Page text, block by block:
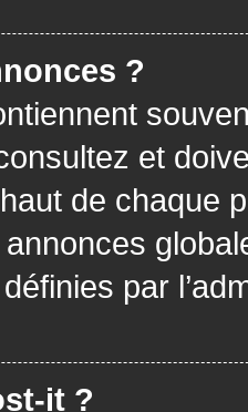
?
et
de chaque
par
it ?